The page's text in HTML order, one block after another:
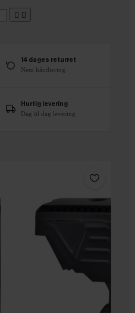
 
14 dages returret
Nem håndtering
Hurtig levering
Dag til dag levering